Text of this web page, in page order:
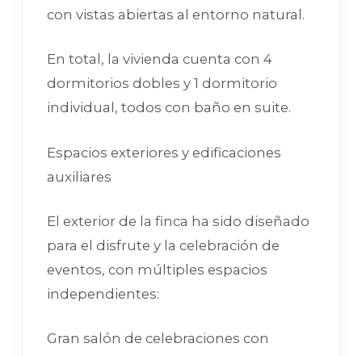
con vistas abiertas al entorno natural.
En total, la vivienda cuenta con 4
dormitorios dobles y 1 dormitorio
individual, todos con baño en suite.
Espacios exteriores y edificaciones
auxiliares
El exterior de la finca ha sido diseñado
para el disfrute y la celebración de
eventos, con múltiples espacios
independientes:
Gran salón de celebraciones con